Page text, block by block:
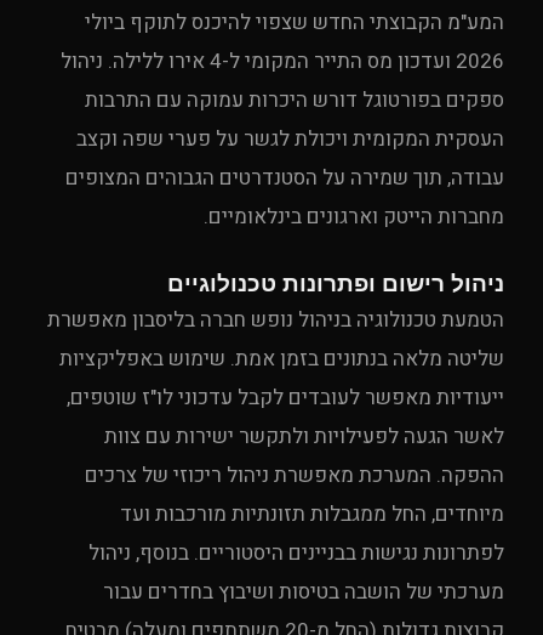
המע"מ הקבוצתי החדש שצפוי להיכנס לתוקף ביולי
2026 ועדכון מס התייר המקומי ל-4 אירו ללילה. ניהול
ספקים בפורטוגל דורש היכרות עמוקה עם התרבות
העסקית המקומית ויכולת לגשר על פערי שפה וקצב
עבודה, תוך שמירה על הסטנדרטים הגבוהים המצופים
מחברות הייטק וארגונים בינלאומיים.
ניהול רישום ופתרונות טכנולוגיים
הטמעת טכנולוגיה בניהול נופש חברה בליסבון מאפשרת
שליטה מלאה בנתונים בזמן אמת. שימוש באפליקציות
ייעודיות מאפשר לעובדים לקבל עדכוני לו"ז שוטפים,
לאשר הגעה לפעילויות ולתקשר ישירות עם צוות
ההפקה. המערכת מאפשרת ניהול ריכוזי של צרכים
מיוחדים, החל ממגבלות תזונתיות מורכבות ועד
לפתרונות נגישות בבניינים היסטוריים. בנוסף, ניהול
מערכתי של הושבה בטיסות ושיבוץ בחדרים עבור